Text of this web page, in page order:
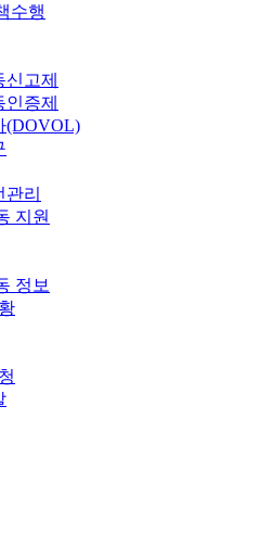
수행
고제
증제
(DOVOL)
리
지원
정보